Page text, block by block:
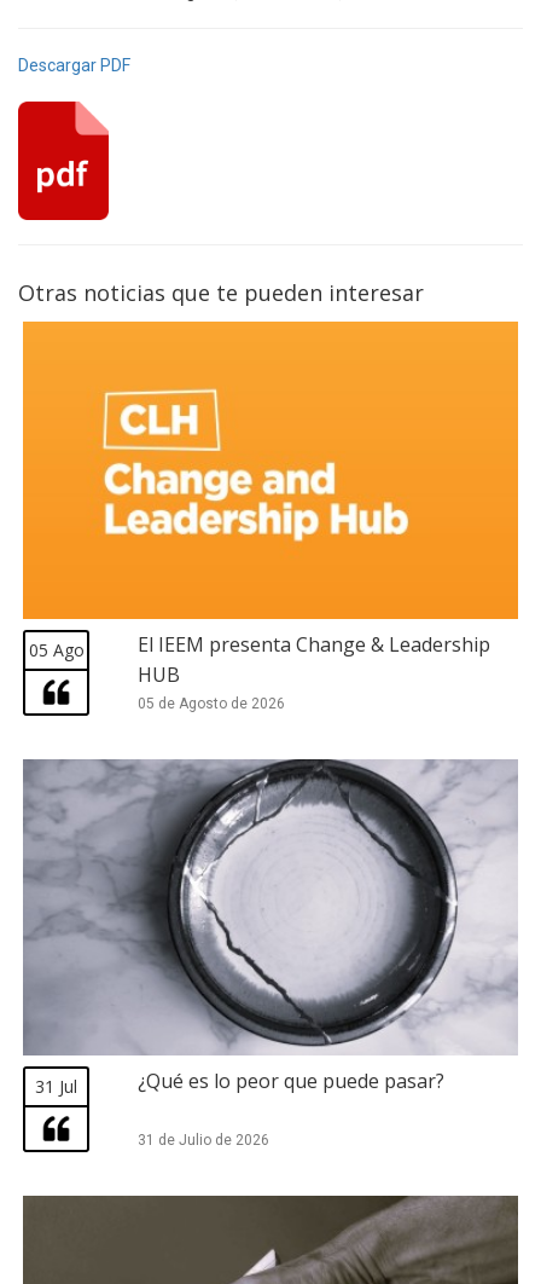
Descargar PDF
Otras noticias que te pueden interesar
05 Ago
El IEEM presenta Change & Leadership
HUB
05 de Agosto de 2026
31 Jul ¿Qué es lo peor que puede pasar?
31 de Julio de 2026